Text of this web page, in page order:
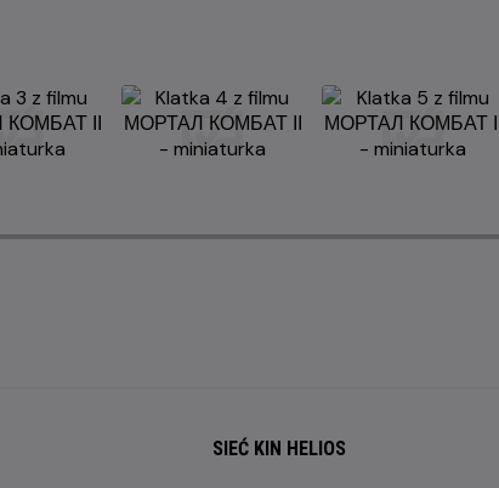
SIEĆ KIN HELIOS